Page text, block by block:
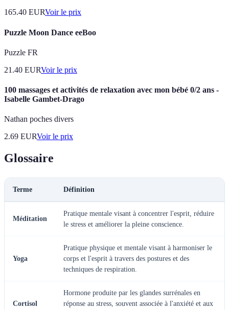
165.40 EURVoir le prix
Puzzle Moon Dance eeBoo
Puzzle FR
21.40 EURVoir le prix
100 massages et activités de relaxation avec mon bébé 0/2 ans -
Isabelle Gambet-Drago
Nathan poches divers
2.69 EURVoir le prix
Glossaire
Terme Définition
Méditation
Pratique mentale visant à concentrer l'esprit, réduire
le stress et améliorer la pleine conscience.
Yoga
Pratique physique et mentale visant à harmoniser le
corps et l'esprit à travers des postures et des
techniques de respiration.
Cortisol
Hormone produite par les glandes surrénales en
réponse au stress, souvent associée à l'anxiété et aux